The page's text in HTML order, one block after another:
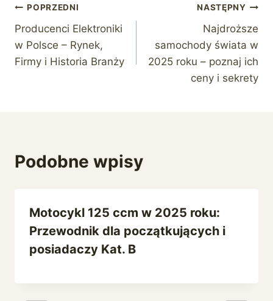
Nawigacja
wpisu
POPRZEDNI
Producenci Elektroniki
w Polsce – Rynek,
Firmy i Historia Branży
NASTĘPNY
Najdroższe
samochody świata w
2025 roku – poznaj ich
ceny i sekrety
Podobne wpisy
Motocykl 125 ccm w 2025 roku:
Przewodnik dla początkujących i
posiadaczy Kat. B